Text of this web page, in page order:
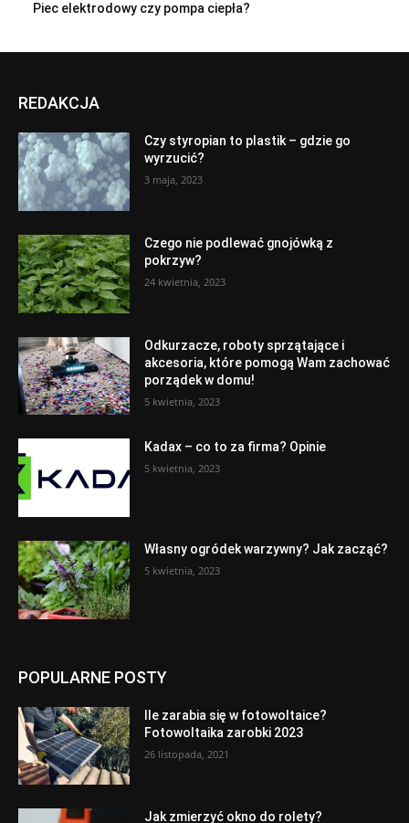
Piec elektrodowy czy pompa ciepła?
REDAKCJA
Czy styropian to plastik – gdzie go
wyrzucić?
3 maja, 2023
Czego nie podlewać gnojówką z
pokrzyw?
24 kwietnia, 2023
Odkurzacze, roboty sprzątające i
akcesoria, które pomogą Wam zachować
porządek w domu!
5 kwietnia, 2023
Kadax – co to za firma? Opinie
5 kwietnia, 2023
Własny ogródek warzywny? Jak zacząć?
5 kwietnia, 2023
POPULARNE POSTY
Ile zarabia się w fotowoltaice?
Fotowoltaika zarobki 2023
26 listopada, 2021
Jak zmierzyć okno do rolety?